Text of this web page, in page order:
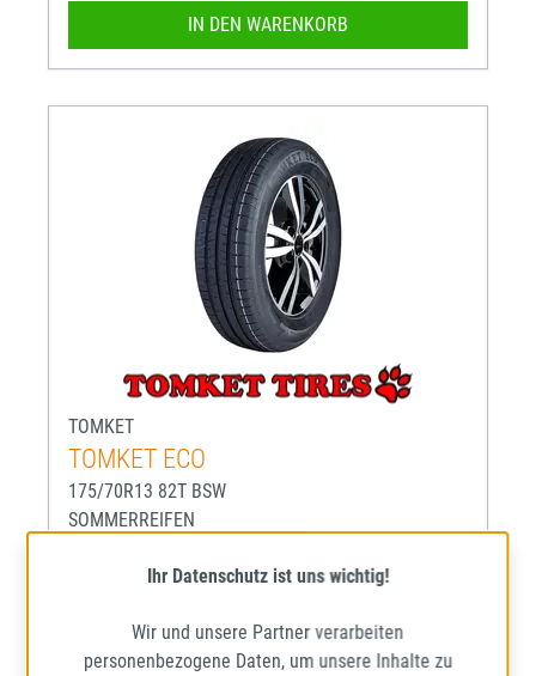
IN DEN WARENKORB
TOMKET
TOMKET ECO
175/70R13 82T BSW
SOMMERREIFEN
D B
Ihr Datenschutz ist uns wichtig!
Wir und unsere Partner verarbeiten
personenbezogene Daten, um unsere Inhalte zu